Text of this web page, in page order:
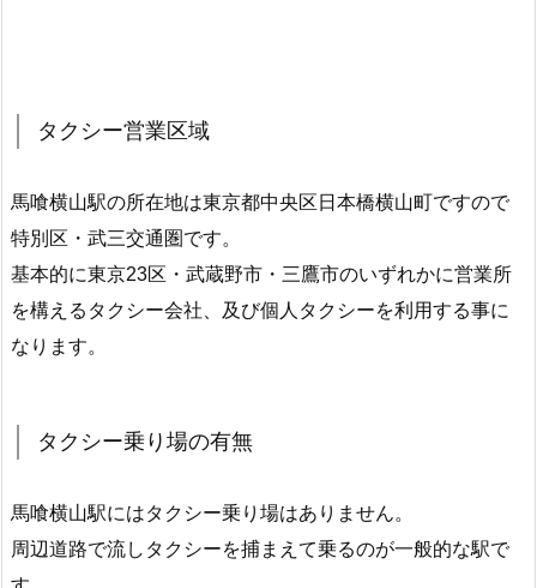
タクシー営業区域
馬喰横山駅の所在地は東京都中央区日本橋横山町ですので
特別区・武三交通圏です。
基本的に東京23区・武蔵野市・三鷹市のいずれかに営業所
を構えるタクシー会社、及び個人タクシーを利用する事に
なります。
タクシー乗り場の有無
馬喰横山駅にはタクシー乗り場はありません。
周辺道路で流しタクシーを捕まえて乗るのが一般的な駅で